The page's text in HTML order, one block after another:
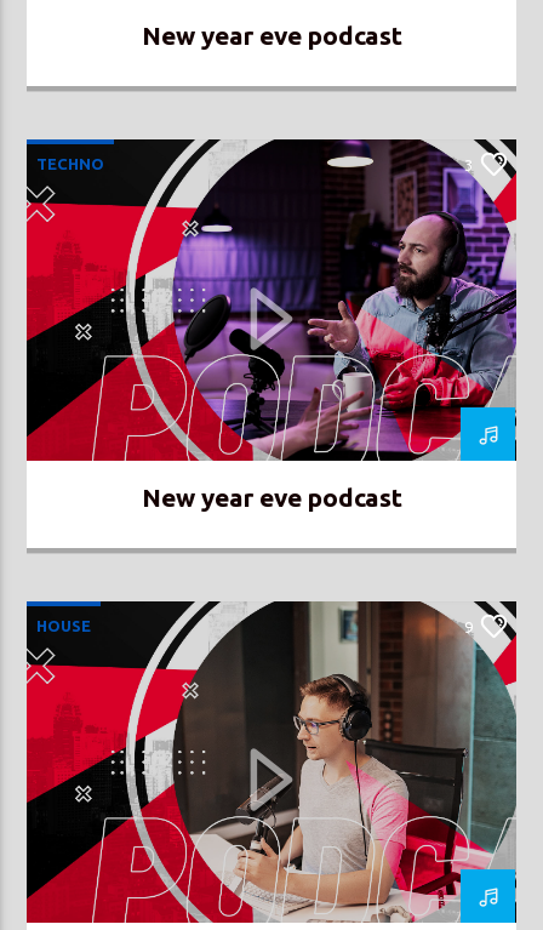
New year eve podcast
TECHNO 3
New year eve podcast
HOUSE 9